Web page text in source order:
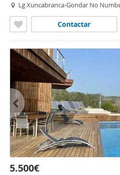
Lg Xuncabranca-Gondar No
Contactar
5.500€